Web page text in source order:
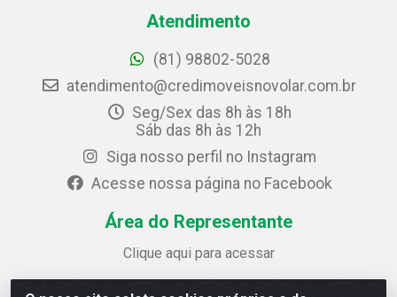
Atendimento
(81) 98802-5028
atendimento@credimoveisnovolar.com.br
Seg/Sex das 8h às 18h
Sáb das 8h às 12h
Siga nosso perfil no Instagram
Acesse nossa página no Facebook
Área do Representante
Clique aqui para acessar